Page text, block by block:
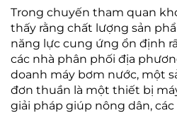
Trong chuyến tham quan
thấy rằng chất lượng sản
năng lực cung ứng ổn định
các nhà phân phối địa
doanh máy bơm nước, một
đơn thuần là một thiết bị
giải pháp giúp nông dân,